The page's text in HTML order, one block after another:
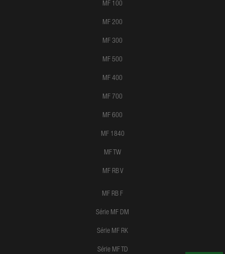
MF 100
MF 200
MF 300
MF 500
MF 400
MF 700
MF 600
MF 1840
MF TW
MF RB V
MF RB F
Série MF DM
Série MF RK
Série MF TD